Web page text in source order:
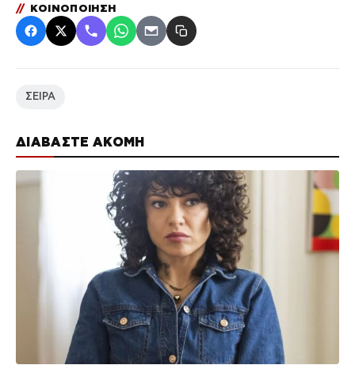
ΔΙΑΒΑΣΤΕ ΑΚΟΜΗ
// ΚΟΙΝΟΠΟΙΗΣΗ
ΣΕΙΡΑ